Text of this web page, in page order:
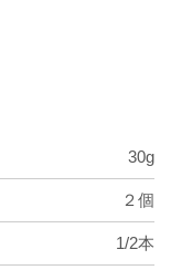
30g
２個
1/2本